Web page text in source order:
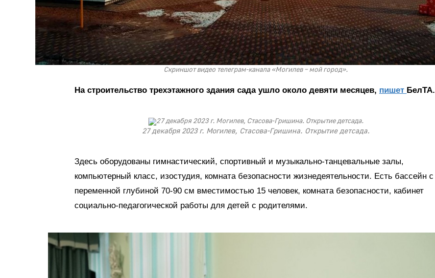
Скриншот видео телеграм-канала «Могилев – мой город».
На строительство трехэтажного здания сада ушло около девяти месяцев, пишет БелТА.
27 декабря 2023 г. Могилев, Стасова-Гришина. Открытие детсада.
Здесь оборудованы гимнастический, спортивный и музыкально-танцевальные залы,
компьютерный класс, изостудия, комната безопасности жизнедеятельности. Есть бассейн с
переменной глубиной 70-90 см вместимостью 15 человек, комната безопасности, кабинет
социально-педагогической работы для детей с родителями.